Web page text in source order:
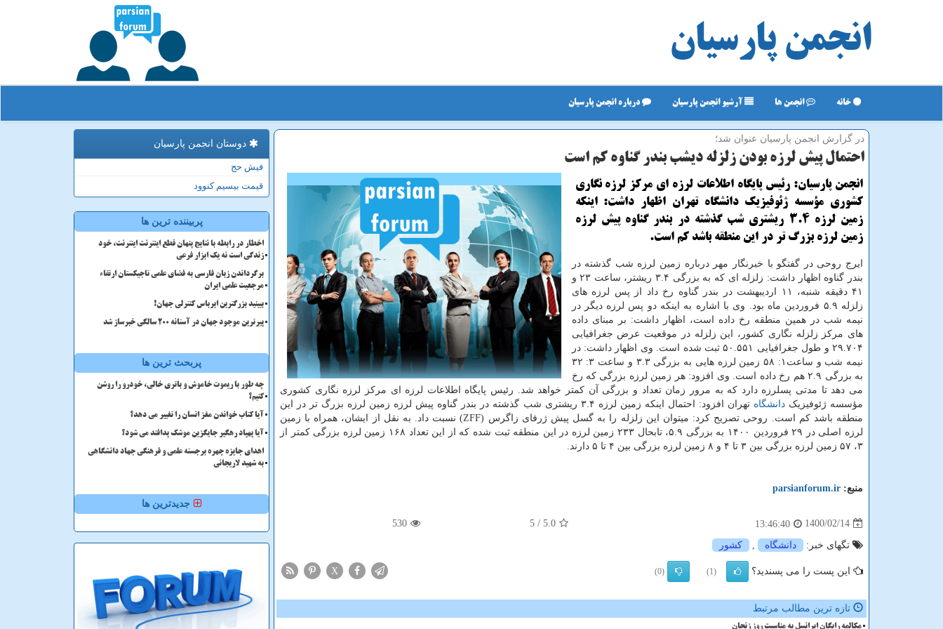
انجمن پارسیان
خانه انجمن ها آرشیو انجمن پارسیان درباره انجمن پارسیان
در گزارش انجمن پارسیان عنوان شد؛
احتمال پیش لرزه بودن زلزله دیشب بندر گناوه كم است
انجمن پارسیان: رئیس پایگاه اطلاعات لرزه ای مرکز لرزه نگاری
کشوری مؤسسه ژئوفیزیک دانشگاه تهران اظهار داشت: اینکه
زمین لرزه ۳.۴ ریشتری شب گذشته در بندر گناوه پیش لرزه
زمین لرزه بزرگ تر در این منطقه باشد کم است.
ایرج روحی در گفتگو با خبرنگار مهر درباره زمین لرزه شب گذشته در
بندر گناوه اظهار داشت: زلزله ای که به بزرگی ۳.۴ ریشتر، ساعت ۲۳ و
۴۱ دقیقه شنبه، ۱۱ اردیبهشت در بندر گناوه رخ داد از پس لرزه های
زلزله ۵.۹ فروردین ماه بود. وی با اشاره به اینکه دو پس لرزه دیگر در
نیمه شب در همین منطقه رخ داده است، اظهار داشت: بر مبنای داده
های مرکز زلزله نگاری کشور، این زلزله در موقعیت عرض جغرافیایی
۲۹.۷۰۴ و طول جغرافیایی ۵۰.۵۵۱ ثبت شده است. وی اظهار داشت: در
نیمه شب و ساعت۱: ۵۸ زمین لرزه هایی به بزرگی ۳.۳ و ساعت ۳: ۳۲
به بزرگی ۲.۹ هم رخ داده است. وی افزود: هر زمین لرزه بزرگی که رخ
می دهد تا مدتی پسلرزه دارد که به مرور زمان تعداد و بزرگی آن کمتر خواهد شد. رئیس پایگاه اطلاعات لرزه ای مرکز لرزه نگاری کشوری
مؤسسه ژئوفیزیکدانشگاه
تهران افزود: احتمال اینکه زمین لرزه ۳.۴ ریشتری شب گذشته در بندر گناوه پیش لرزه زمین لرزه بزرگ تر در این
منطقه باشد کم است. روحی تصریح کرد: میتوان این زلزله را به گسل پیش ژرفای زاگرس (ZFF) نسبت داد. به نقل از ایشان، همراه با زمین
لرزه اصلی در ۲۹ فروردین ۱۴۰۰ به بزرگی ۵.۹، تابحال ۲۳۳ زمین لرزه در این منطقه ثبت شده که از این تعداد ۱۶۸ زمین لرزه بزرگی کمتر از
۳، ۵۷ زمین لرزه بزرگی بین ۳ تا ۴ و ۸ زمین لرزه بزرگی بین ۴ تا ۵ دارند.
منبع: parsianforum.ir
1400/02/14
13:46:40
5.0
/ 5
530
تگهای خبر: دانشگاه كشور
این پست را می پسندید؟ (1)
(0)
X
تازه ترین مطالب مرتبط
مکالمه رایگان ایرانسل به مناسبت روز زنجان
دوستان انجمن پارسیان
فیش حج
قیمت بیسیم کنوود
پربیننده ترین ها
اخطار در رابطه با نتایج پنهان قطع اینترنت اینترنت، خود
زندگی است نه یک ابزار فرعی
برگرداندن زبان فارسی به فضای علمی تاجیکستان ارتقاء
مرجعیت علمی ایران
ببینید بزرگترین ایرباس کنترلی جهان!
پیرترین موجود جهان در آستانه ۲۰۰ سالگی خبرساز شد
پربحث ترین ها
چه طور با ریموت خاموش و باتری خالی، خودرو را روشن
کنیم؟
آیا کتاب خواندن مغز انسان را تغییر می دهد؟
آیا پهپاد رهگیر جایگزین موشک پدافند می شود؟
اهدای جایزه چهره برجسته علمی و فرهنگی جهاد دانشگاهی
به شهید لاریجانی
جدیدترین ها